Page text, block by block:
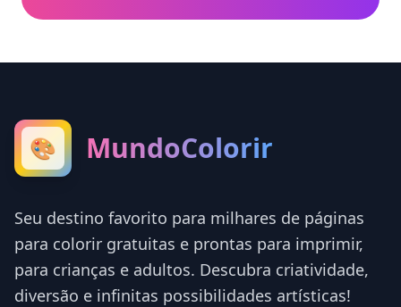
🎨 MundoColorir
Seu destino favorito para milhares de páginas
para colorir gratuitas e prontas para imprimir,
para crianças e adultos. Descubra criatividade,
diversão e infinitas possibilidades artísticas!